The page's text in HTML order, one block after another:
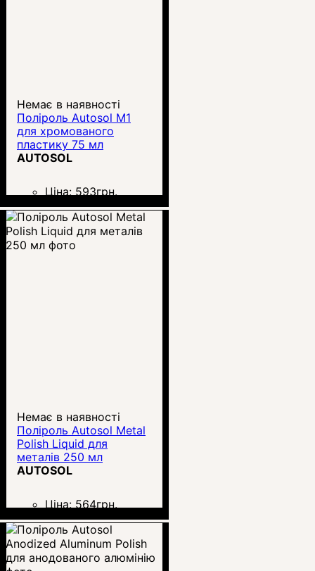
Немає в наявності
Поліроль Autosol М1
для хромованого
пластику 75 мл
AUTOSOL
Ціна: 593грн.
Немає в наявності
Поліроль Autosol Metal
Polish Liquid для
металів 250 мл
AUTOSOL
Ціна: 564грн.